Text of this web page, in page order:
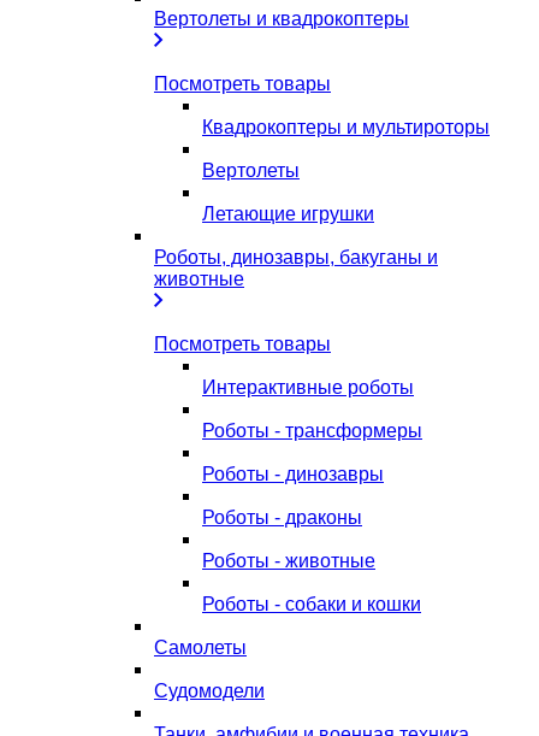
Вертолеты и квадрокоптеры
Посмотреть товары
Квадрокоптеры и мультироторы
Вертолеты
Летающие игрушки
Роботы, динозавры, бакуганы и
животные
Посмотреть товары
Интерактивные роботы
Роботы - трансформеры
Роботы - динозавры
Роботы - драконы
Роботы - животные
Роботы - собаки и кошки
Самолеты
Судомодели